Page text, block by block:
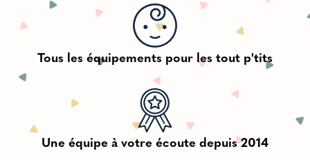
Tous les équipements pour les tout p'tits
Une équipe à votre écoute depuis 2014